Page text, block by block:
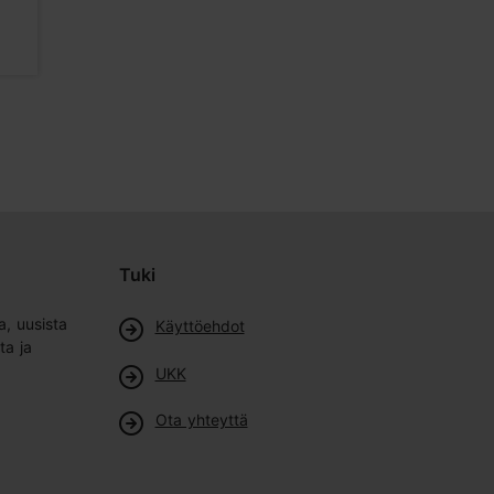
uusista
ja
Tuki
Käyttöehdot
UKK
Ota yhteyttä